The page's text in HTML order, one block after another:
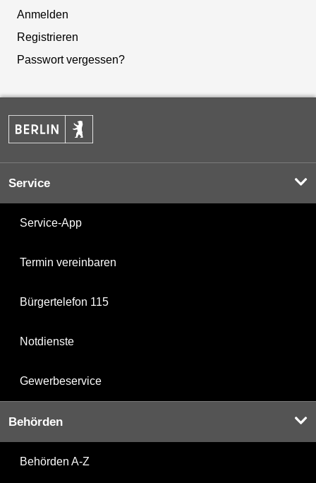
Anmelden
Registrieren
Passwort vergessen?
Service
Service-App
Termin vereinbaren
Bürgertelefon 115
Notdienste
Gewerbeservice
Behörden
Behörden A-Z